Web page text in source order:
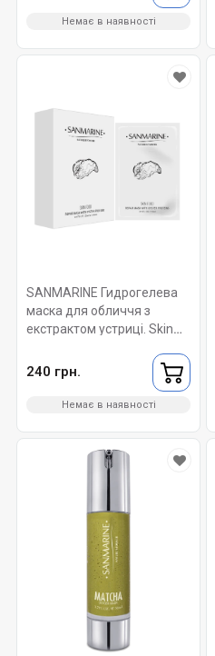
Немає в наявності
SANMARINE Гидрогелева
маска для обличчя з
екстрактом устриці. Skin
1 шт
240 грн.
Немає в наявності